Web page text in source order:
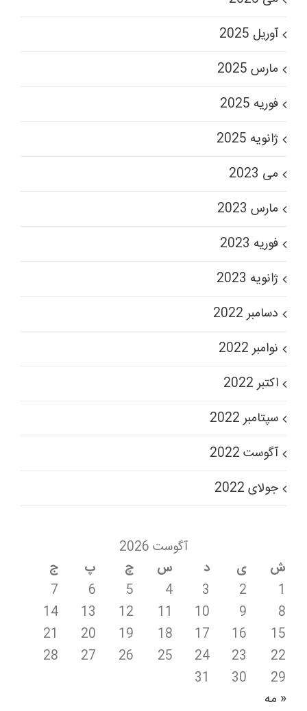
آوریل 2025
مارس 2025
فوریه 2025
ژانویه 2025
می 2023
مارس 2023
فوریه 2023
ژانویه 2023
دسامبر 2022
نوامبر 2022
اکتبر 2022
سپتامبر 2022
آگوست 2022
جولای 2022
آگوست 2026
ش
ی د س چ پ
ج
1
2
3
4
5
6
7
8
9
10
11
12
13
14
15
16
17
18
19
20
21
22
23
24
25
26
27
28
29
30
31
« مه